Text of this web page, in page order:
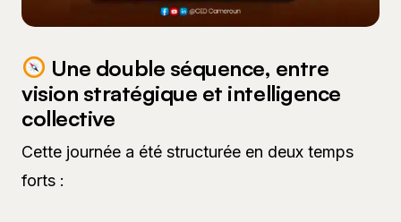
Une double séquence, entre
vision stratégique et intelligence
collective
Cette journée a été structurée en deux temps
forts :